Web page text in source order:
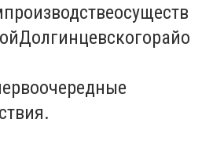
производствеосуществ
Долгинцевскогорайо
.